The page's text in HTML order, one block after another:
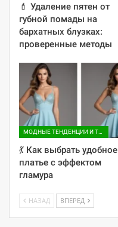
💄 Удаление пятен от
губной помады на
бархатных блузках:
проверенные методы
💃 Как выбрать удобное
платье с эффектом
гламура
НАЗАД ВПЕРЕД